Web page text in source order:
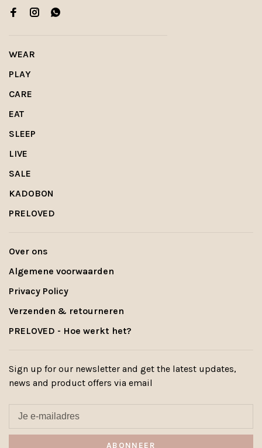
WEAR
PLAY
CARE
EAT
SLEEP
LIVE
SALE
KADOBON
PRELOVED
Over ons
Algemene voorwaarden
Privacy Policy
Verzenden & retourneren
PRELOVED - Hoe werkt het?
Sign up for our newsletter and get the latest updates,
news and product offers via email
ABONNEER